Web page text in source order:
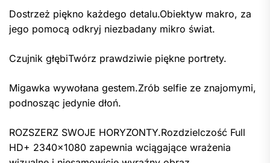
Dostrzeż piękno każdego detalu.Obiektyw makro, za
jego pomocą odkryj niezbadany mikro świat.
Czujnik głębiTwórz prawdziwie piękne portrety.
Migawka wywołana gestem.Zrób selfie ze znajomymi,
podnosząc jedynie dłoń.
ROZSZERZ SWOJE HORYZONTY.Rozdzielczość Full
HD+ 2340×1080 zapewnia wciągające wrażenia